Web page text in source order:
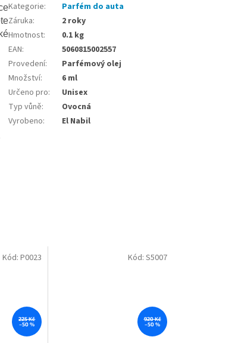
225 Kč
–50 %
Kód:P0023
920 Kč
–50 %
Kód: S5007
Kategorie:
Parfém do auta
Záruka:
2 roky
Hmotnost:
0.1 kg
EAN:
5060815002557
Provedení:
Parfémový olej
Množství:
6 ml
Určeno pro:
Unisex
Typ vůně:
Ovocná
Vyrobeno: El Nabil